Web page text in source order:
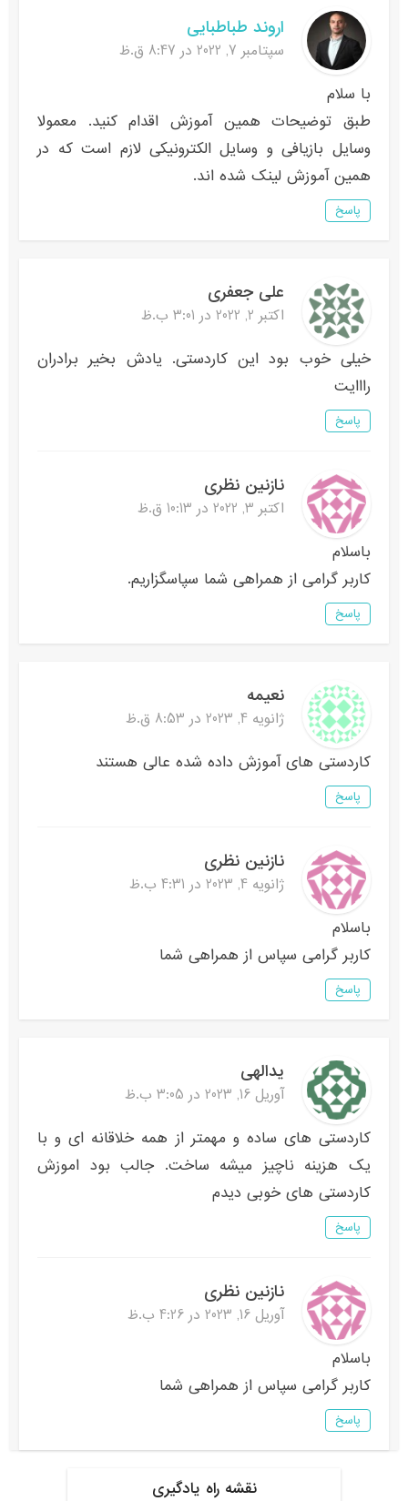
اروند طباطبایی
سپتامبر 7, 2022 در 8:47 ق.ظ
با سلام
طبق توضیحات همین آموزش اقدام کنید. معمولا
وسایل بازیافی و وسایل الکترونیکی لازم است که در
همین آموزش لینک شده اند.
پاسخ
علی جعفری
اکتبر 2, 2022 در 3:01 ب.ظ
خیلی خوب بود این کاردستی. یادش بخیر برادران
رااایت
پاسخ
نازنین نظری
اکتبر 3, 2022 در 10:13 ق.ظ
باسلام
کاربر گرامی از همراهی شما سپاسگزاریم.
پاسخ
نعیمه
ژانویه 4, 2023 در 8:53 ق.ظ
کاردستی های آموزش داده شده عالی هستند
پاسخ
نازنین نظری
ژانویه 4, 2023 در 4:31 ب.ظ
باسلام
کاربر گرامی سپاس از همراهی شما
پاسخ
یدالهی
آوریل 16, 2023 در 3:05 ب.ظ
کاردستی های ساده و مهمتر از همه خلاقانه ای و با
یک هزینه ناچیز میشه ساخت. جالب بود اموزش
کاردستی های خوبی دیدم
پاسخ
نازنین نظری
آوریل 16, 2023 در 4:26 ب.ظ
باسلام
کاربر گرامی سپاس از همراهی شما
پاسخ
نقشه راه یادگیری